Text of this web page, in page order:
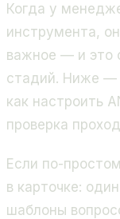
Когда у
инструмента,
важное — и это
стадий. Ниже —
как настроить
проверка
Если по-
в карточке:
шаблоны